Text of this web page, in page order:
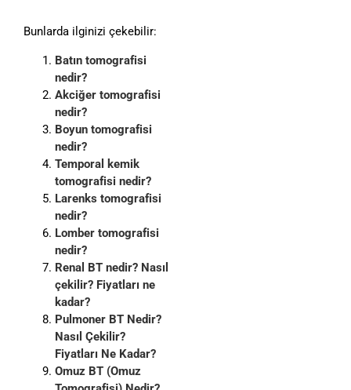
Bunlarda ilginizi çekebilir:
Batın tomografisi
nedir?
Akciğer tomografisi
nedir?
Boyun tomografisi
nedir?
Temporal kemik
tomografisi nedir?
Larenks tomografisi
nedir?
Lomber tomografisi
nedir?
Renal BT nedir? Nasıl
çekilir? Fiyatları ne
kadar?
Pulmoner BT Nedir?
Nasıl Çekilir?
Fiyatları Ne Kadar?
Omuz BT (Omuz